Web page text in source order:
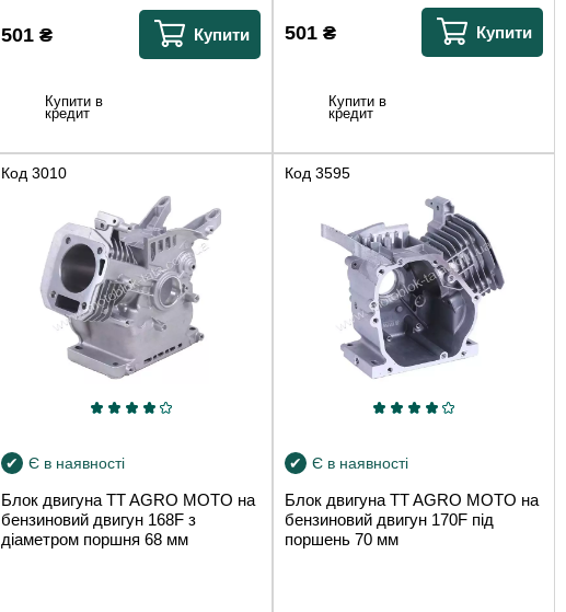
501 ₴ Купити
Купити в
кредит
501₴ Купити
Купити в
кредит
Код 3010
Є в наявності
Блок двигуна TT AGRO MOTO на
бензиновий двигун 168F з
діаметром поршня 68 мм
Код 3595
Є в наявності
Блок двигуна TT AGRO MOTO на
бензиновий двигун 170F під
поршень 70 мм